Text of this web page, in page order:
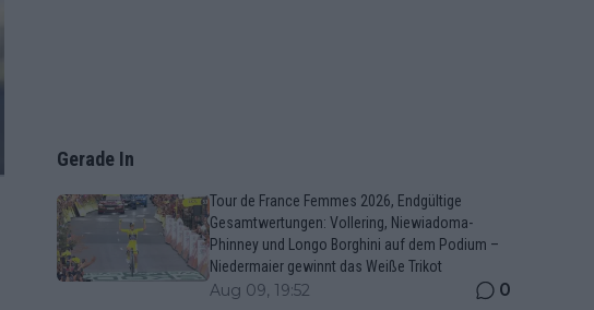
Gerade In
Tour de France Femmes 2026, Endgültige
Gesamtwertungen: Vollering, Niewiadoma-
Phinney und Longo Borghini auf dem Podium –
Niedermaier gewinnt das Weiße Trikot
Aug 09, 19:52 0